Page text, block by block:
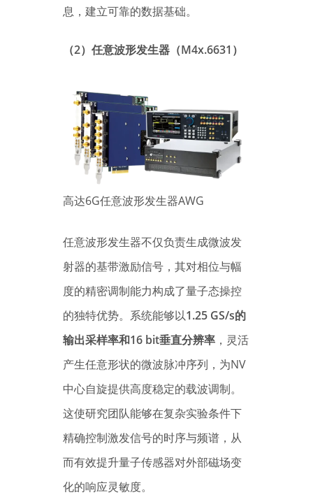
息，建立可靠的数据基础。
（2）任意波形发生器（M4x.6631）
高达6G任意波形发生器AWG
任意波形发生器不仅负责生成微波发
射器的基带激励信号，其对相位与幅
度的精密调制能力构成了量子态操控
的独特优势。系统能够以1.25 GS/s的
输出采样率和16 bit垂直分辨率 ，灵活
产生任意形状的微波脉冲序列，为NV
中心自旋提供高度稳定的载波调制。
这使研究团队能够在复杂实验条件下
精确控制激发信号的时序与频谱，从
而有效提升量子传感器对外部磁场变
化的响应灵敏度。